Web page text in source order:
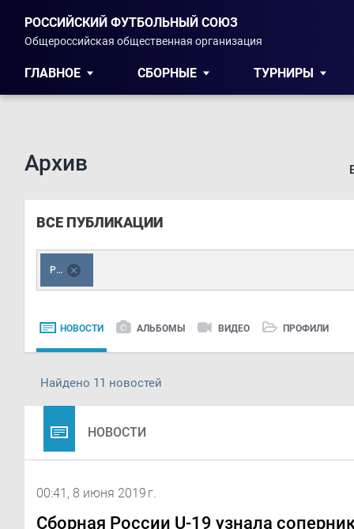
РОССИЙСКИЙ ФУТБОЛЬНЫЙ СОЮЗ
Общероссийская общественная организация
ГЛАВНОЕ СБОРНЫЕ ТУРНИРЫ
Архив
ВСЕ ПУБЛИКАЦИИ
РФС
НОВОСТИ АЛЬБОМЫ ВИДЕО ПРОФИЛИ
Найдено 11 новостей
НОВОСТИ
00:41, 8 июня 2019 г.
Сборная России U-19 узнала